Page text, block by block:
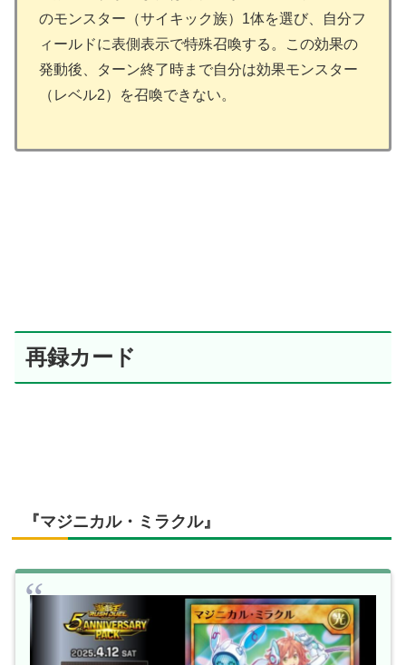
のモンスター（サイキック族）1体を選び、自分フ
ィールドに表側表示で特殊召喚する。この効果の
発動後、ターン終了時まで自分は効果モンスター
（レベル2）を召喚できない。
再録カード
『マジニカル・ミラクル』